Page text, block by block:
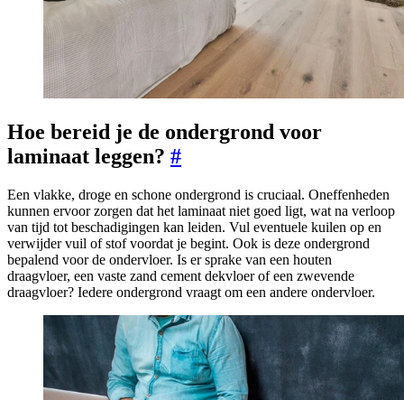
Hoe bereid je de ondergrond voor
laminaat leggen? #
Een vlakke, droge en schone ondergrond is cruciaal. Oneffenheden
kunnen ervoor zorgen dat het laminaat niet goed ligt, wat na verloop
van tijd tot beschadigingen kan leiden. Vul eventuele kuilen op en
verwijder vuil of stof voordat je begint. Ook is deze ondergrond
bepalend voor de ondervloer. Is er sprake van een houten
draagvloer, een vaste zand cement dekvloer of een zwevende
draagvloer? Iedere ondergrond vraagt om een andere ondervloer.